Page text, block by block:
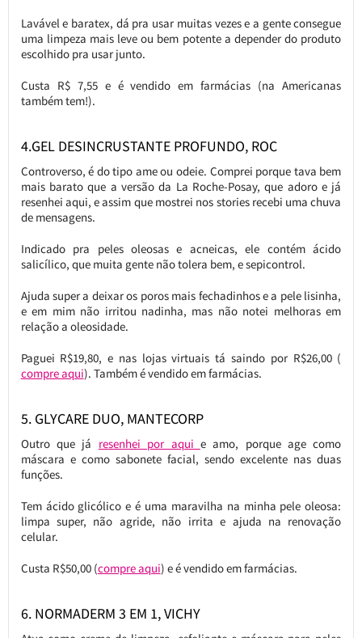
Lavável e baratex, dá pra usar muitas vezes e a gente consegue
uma limpeza mais leve ou bem potente a depender do produto
escolhido pra usar junto.
Custa R$ 7,55 e é vendido em farmácias (na Americanas
também tem!).
4.GEL DESINCRUSTANTE PROFUNDO, ROC
Controverso, é do tipo ame ou odeie. Comprei porque tava bem
mais barato que a versão da La Roche-Posay, que adoro e já
resenhei aqui, e assim que mostrei nos stories recebi uma chuva
de mensagens.
Indicado pra peles oleosas e acneicas, ele contém ácido
salicílico, que muita gente não tolera bem, e sepicontrol.
Ajuda super a deixar os poros mais fechadinhos e a pele lisinha,
e em mim não irritou nadinha, mas não notei melhoras em
relação a oleosidade.
Paguei R$19,80, e nas lojas virtuais tá saindo por R$26,00 (
compre aqui). Também é vendido em farmácias.
5. GLYCARE DUO, MANTECORP
Outro que já resenhei por aqui e amo, porque age como
máscara e como sabonete facial, sendo excelente nas duas
funções.
Tem ácido glicólico e é uma maravilha na minha pele oleosa:
limpa super, não agride, não irrita e ajuda na renovação
celular.
Custa R$50,00 (compre aqui) e é vendido em farmácias.
6. NORMADERM 3 EM 1, VICHY